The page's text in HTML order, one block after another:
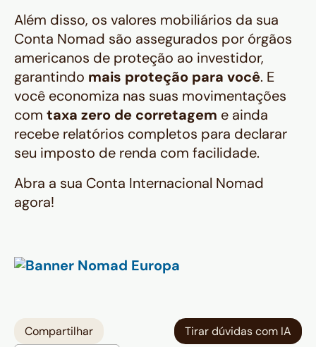
Além disso, os valores mobiliários da sua
Conta Nomad são assegurados por órgãos
americanos de proteção ao investidor,
garantindo mais proteção para você. E
você economiza nas suas movimentações
com taxa zero de corretagem e ainda
recebe relatórios completos para declarar
seu imposto de renda com facilidade.
Abra a sua Conta Internacional Nomad
agora!
Compartilhar Tirar dúvidas com IA